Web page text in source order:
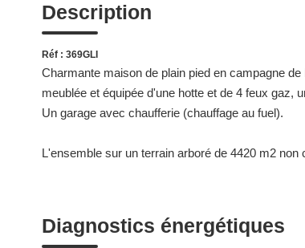
Description
Réf : 369GLI
Charmante maison de plain pied en campagne
meublée et équipée d'une hotte et de 4 feux gaz,
Un garage avec chaufferie (chauffage au fuel).
L'ensemble sur un terrain arboré de 4420 m2 non
Diagnostics énergétiques